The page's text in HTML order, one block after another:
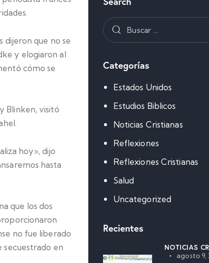
dijeron que no se
y elogiaron al
cómo se
Blinken, visitó
hoy», dijo
hasta
que los dos
no fue liberado
secuestrado en
Categorías
Estados Unidos
Estudios Biblicos
Noticias Cristianas
Reflexiones
Reflexiones Cristianas
Salud
Uncategorized
Recientes
NOTICIAS
agosto 9,